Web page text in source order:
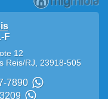
F
12
Reis/RJ 23918-505
7890